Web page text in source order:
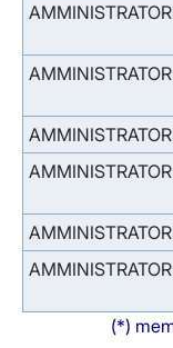
(*)